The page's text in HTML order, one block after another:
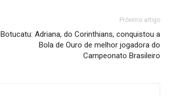
Próximo artigo
Botucatu: Adriana, do Corinthians, conquistou a
Bola de Ouro de melhor jogadora do
Campeonato Brasileiro